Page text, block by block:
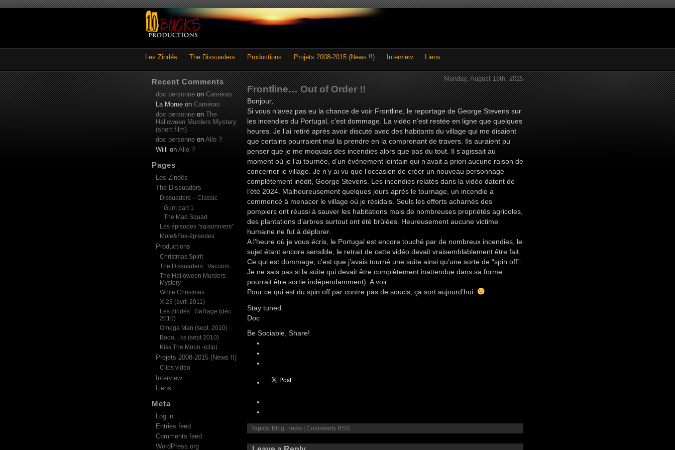
Les Zindés The Dissuaders Productions Projets 2008-2015 (News !!) Interview Liens
Monday, August 18th, 2025
Frontline… Out of Order !!
Bonjour,
Si vous n’avez pas eu la chance de voir Frontline, le reportage de George Stevens sur
les incendies du Portugal, c’est dommage. La vidéo n’est restée en ligne que quelques
heures. Je l’ai retiré après avoir discuté avec des habitants du village qui me disaient
que certains pourraient mal la prendre en la comprenant de travers. Ils auraient pu
penser que je me moquais des incendies alors que pas du tout. Il s’agissait au
moment où je l’ai tournée, d’un évènement lointain qui n’avait a priori aucune raison de
concerner le village. Je n’y ai vu que l’occasion de créer un nouveau personnage
complètement inédit, George Stevens. Les incendies relatés dans la vidéo datent de
l’été 2024. Malheureusement quelques jours après le tournage, un incendie a
commencé à menacer le village où je résidais. Seuls les efforts acharnés des
pompiers ont réussi à sauver les habitations mais de nombreuses propriétés agricoles,
des plantations d’arbres surtout ont été brûlées. Heureusement aucune victime
humaine ne fut à déplorer.
A l’heure où je vous écris, le Portugal est encore touché par de nombreux incendies, le
sujet étant encore sensible, le retrait de cette vidéo devait vraisemblablement être fait.
Ce qui est dommage, c’est que j’avais tourné une suite ainsi qu’une sorte de “spin off”.
Je ne sais pas si la suite qui devait être complètement inattendue dans sa forme
pourrait être sortie indépendamment). A voir…
Pour ce qui est du spin off par contre pas de soucis, ça sort aujourd’hui.
Stay tuned.
Doc
Be Sociable, Share!
Topics: Blog news Comments RSS
Recent Comments
doc personneonCaméras
La MorueonCaméras
doc personneonThe
Halloween Murders Mystery
(short film)
doc personne on Allo ?
Willi on Allo ?
Pages
Les Zindés
The Dissuaders
Dissuaders – Classic
Gum part 1
The Mad Squad
Les épisodes “saisonniers”
Mole&Fox-épisodes
Productions
Christmas Spirit
The Dissuaders : Vacuum
The Halloween Murders
Mystery
White Christmas
X-23 (avril 2011)
Les Zindés : GaRage (déc.
2010)
Omega Man (sept. 2010)
Booo…ks (sept 2010)
Kiss The Moon -(clip)
Projets 2008-2015 (News !!)
Clips vidéo
Interview
Liens
Meta
Log in
Entries feed
Comments feed
WordPress.org